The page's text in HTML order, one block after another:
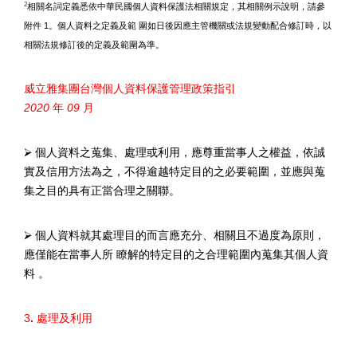
2相關名詞定義悉依中華民國個人資料保護法相關規定，其相關例示說明，請參
附件 1 。個人資料之定義及範 圍如日後因應主管機關或法規變動配合修訂時，以
相關法規修訂後的定義及範圍為準。
威立雅集團台灣個人資料保護管理政策指引
2020 年 09 月
⮚ 個人資料之蒐集、處理或利用，應尊重當事人之權益，依誠
實及信用方法為之，不得逾越特定目的之必要範圍，並應與蒐
集之目的具有正當合理之關聯。
⮚ 個人資料就其處理目的而言應充分、相關且不過度為原則，
應僅能在當事人所 瞭解的特定目的之合理範圍內蒐集其個人資
料 。
3. 處理及利用